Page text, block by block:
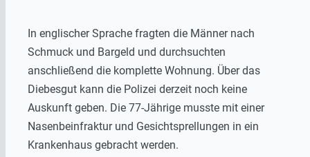
In englischer Sprache fragten die Männer nach
Schmuck und Bargeld und durchsuchten
anschließend die komplette Wohnung. Über das
Diebesgut kann die Polizei derzeit noch keine
Auskunft geben. Die 77-Jährige musste mit einer
Nasenbeinfraktur und Gesichtsprellungen in ein
Krankenhaus gebracht werden.